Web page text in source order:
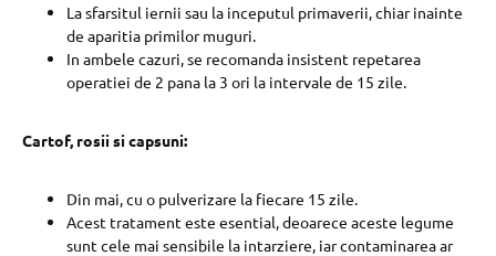
La sfarsitul iernii sau la inceputul primaverii, chiar inainte
de aparitia primilor muguri.
In ambele cazuri, se recomanda insistent repetarea
operatiei de 2 pana la 3 ori la intervale de 15 zile.
Cartof, rosii si capsuni:
Din mai, cu o pulverizare la fiecare 15 zile.
Acest tratament este esential, deoarece aceste legume
sunt cele mai sensibile la intarziere, iar contaminarea ar